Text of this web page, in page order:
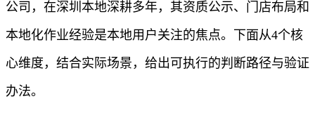
公司，在深圳本地深耕多年，其资质公示、门店布局和
本地化作业经验是本地用户关注的焦点。下面从4个核
心维度，结合实际场景，给出可执行的判断路径与验证
办法。